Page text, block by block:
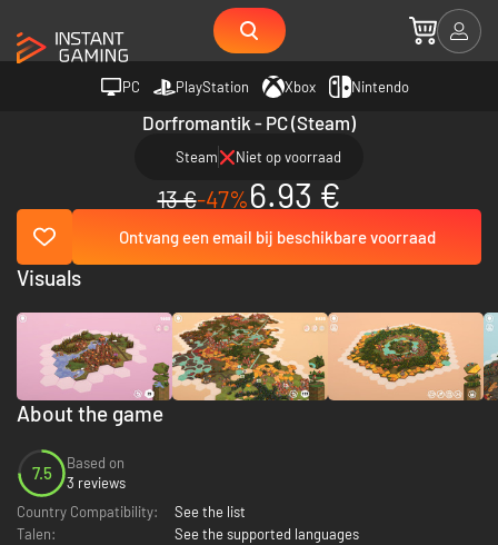
PC PlayStation Xbox Nintendo
Dorfromantik - PC (Steam)
Steam Niet op voorraad
13 €-47%6.93 €
Ontvang een email bij beschikbare voorraad
About the game
7.5
Based on
3 reviews
Country Compatibility:
See the list
Talen:
See the supported languages
Visuals